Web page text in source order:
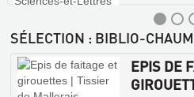
SÉLECTION : BIBLIO-
EPIS DE